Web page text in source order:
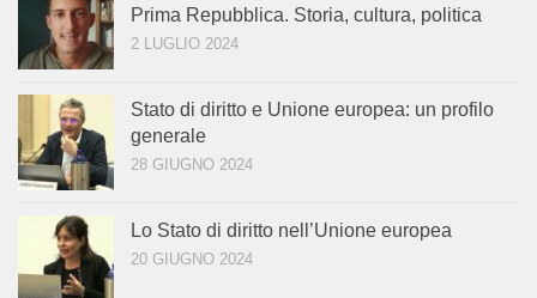
Prima Repubblica. Storia, cultura, politica
2 LUGLIO 2024
Stato di diritto e Unione europea: un profilo
generale
28 GIUGNO 2024
Lo Stato di diritto nell’Unione europea
20 GIUGNO 2024